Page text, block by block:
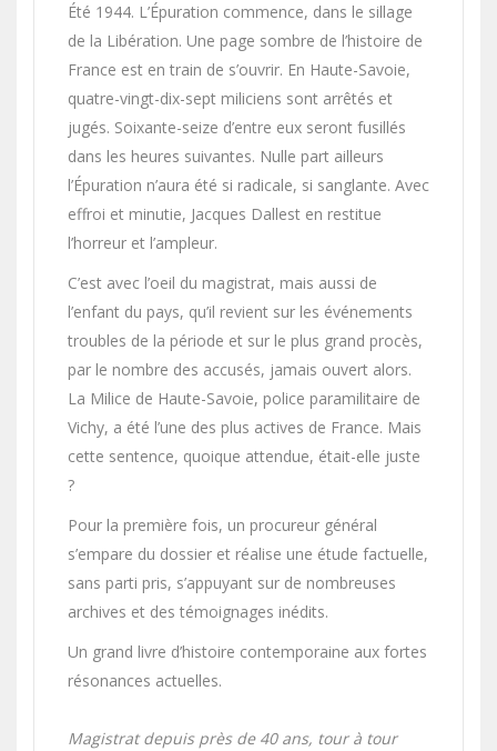
Été 1944. L’Épuration commence, dans le sillage
de la Libération. Une page sombre de l’histoire de
France est en train de s’ouvrir. En Haute-Savoie,
quatre-vingt-dix-sept miliciens sont arrêtés et
jugés. Soixante-seize d’entre eux seront fusillés
dans les heures suivantes. Nulle part ailleurs
l’Épuration n’aura été si radicale, si sanglante. Avec
effroi et minutie, Jacques Dallest en restitue
l’horreur et l’ampleur.
C’est avec l’oeil du magistrat, mais aussi de
l’enfant du pays, qu’il revient sur les événements
troubles de la période et sur le plus grand procès,
par le nombre des accusés, jamais ouvert alors.
La Milice de Haute-Savoie, police paramilitaire de
Vichy, a été l’une des plus actives de France. Mais
cette sentence, quoique attendue, était-elle juste
?
Pour la première fois, un procureur général
s’empare du dossier et réalise une étude factuelle,
sans parti pris, s’appuyant sur de nombreuses
archives et des témoignages inédits.
Un grand livre d’histoire contemporaine aux fortes
résonances actuelles.
Magistrat depuis près de 40 ans, tour à tour